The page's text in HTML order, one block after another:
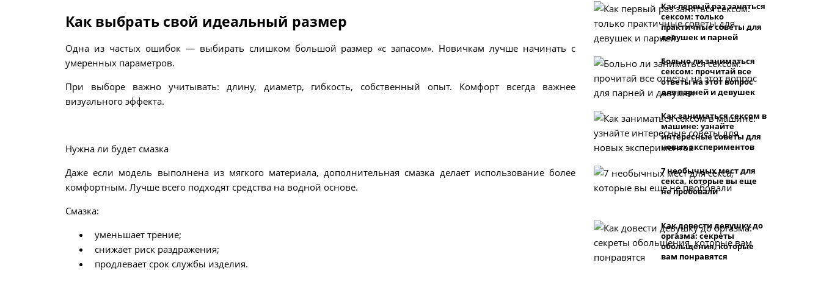
Как выбрать свой идеальный размер
Одна из частых ошибок — выбирать слишком большой размер «с запасом». Новичкам лучше начинать с
умеренных параметров.
При выборе важно учитывать: длину, диаметр, гибкость, собственный опыт. Комфорт всегда важнее
визуального эффекта.
Нужна ли будет смазка
Даже если модель выполнена из мягкого материала, дополнительная смазка делает использование более
комфортным. Лучше всего подходят средства на водной основе.
Смазка:
уменьшает трение;
снижает риск раздражения;
продлевает срок службы изделия.
Как первый раз заняться
сексом: только
практичные советы для
девушек и парней
Больно ли заниматься
сексом: прочитай все
ответы на этот вопрос
для парней и девушек
Как заниматься сексом в
машине: узнайте
интересные советы для
новых экспериментов
7 необычных мест для
секса, которые вы еще
не пробовали
Как довести девушку до
оргазма: секреты
обольщения, которые
вам понравятся